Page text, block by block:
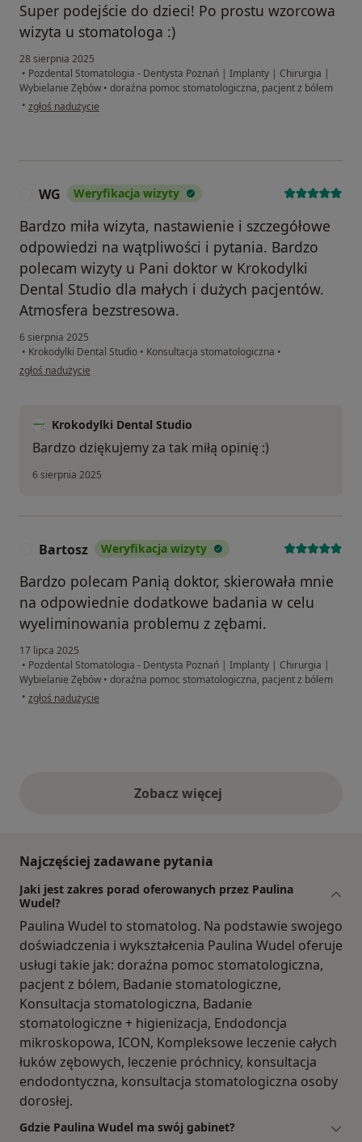
Super podejście do dzieci! Po prostu wzorcowa
wizyta u stomatologa :)
28 sierpnia 2025
• Pozdental Stomatologia - Dentysta Poznań | Implanty | Chirurgia |
Wybielanie Zębów • doraźna pomoc stomatologiczna, pacjent z bólem
• w opinii użytkownika Pacjent
zgłoś nadużycie
WG Weryfikacja wizyty
Bardzo miła wizyta, nastawienie i szczegółowe
odpowiedzi na wątpliwości i pytania. Bardzo
polecam wizyty u Pani doktor w Krokodylki
Dental Studio dla małych i dużych pacjentów.
Atmosfera bezstresowa.
6 sierpnia 2025
• Krokodylki Dental Studio • Konsultacja stomatologiczna •
w opinii użytkownika WG
zgłoś nadużycie
Krokodylki Dental Studio
Bardzo dziękujemy za tak miłą opinię :)
6 sierpnia 2025
Bartosz Weryfikacja wizyty
Bardzo polecam Panią doktor, skierowała mnie
na odpowiednie dodatkowe badania w celu
wyeliminowania problemu z zębami.
17 lipca 2025
• Pozdental Stomatologia - Dentysta Poznań | Implanty | Chirurgia |
Wybielanie Zębów • doraźna pomoc stomatologiczna, pacjent z bólem
• w opinii użytkownika Bartosz
zgłoś nadużycie
Zobacz więcejopinie powyżej
Najczęściej zadawane pytania
Jaki jest zakres porad oferowanych przez Paulina
Wudel?
Paulina Wudel to stomatolog. Na podstawie swojego
doświadczenia i wykształcenia Paulina Wudel oferuje
usługi takie jak: doraźna pomoc stomatologiczna,
pacjent z bólem, Badanie stomatologiczne,
Konsultacja stomatologiczna, Badanie
stomatologiczne + higienizacja, Endodoncja
mikroskopowa, ICON, Kompleksowe leczenie całych
łuków zębowych, leczenie próchnicy, konsultacja
endodontyczna, konsultacja stomatologiczna osoby
dorosłej.
Gdzie Paulina Wudel ma swój gabinet?